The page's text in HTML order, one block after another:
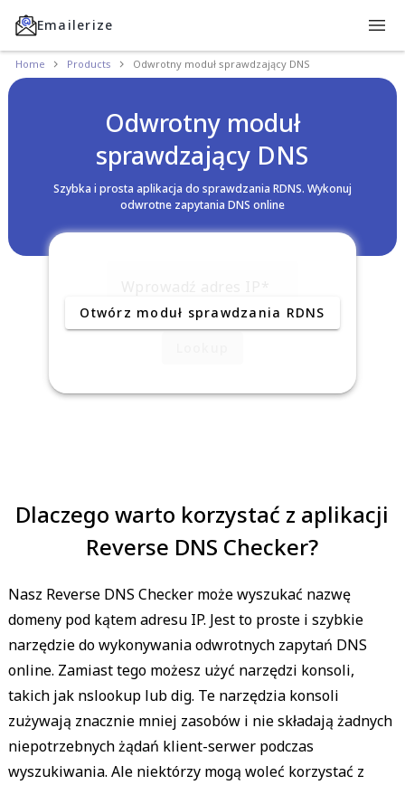
Emailerize
Home Products Odwrotny moduł sprawdzający DNS
Odwrotny moduł
sprawdzający DNS
Szybka i prosta aplikacja do sprawdzania RDNS. Wykonuj
odwrotne zapytania DNS online
Otwórz moduł sprawdzania RDNS
Dlaczego warto korzystać z aplikacji
Reverse DNS Checker?
Nasz Reverse DNS Checker może wyszukać nazwę
domeny pod kątem adresu IP. Jest to proste i szybkie
narzędzie do wykonywania odwrotnych zapytań DNS
online. Zamiast tego możesz użyć narzędzi konsoli,
takich jak nslookup lub dig. Te narzędzia konsoli
zużywają znacznie mniej zasobów i nie składają żadnych
niepotrzebnych żądań klient-serwer podczas
wyszukiwania. Ale niektórzy mogą woleć korzystać z